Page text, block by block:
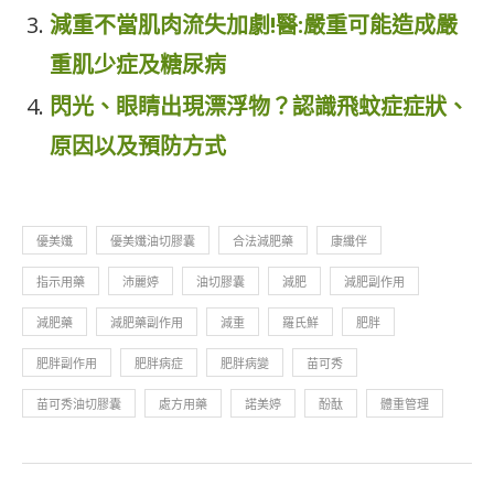
減重不當肌肉流失加劇!醫:嚴重可能造成嚴
重肌少症及糖尿病
閃光、眼睛出現漂浮物？認識飛蚊症症狀、
原因以及預防方式
優美孅 優美孅油切膠囊 合法減肥藥 康纖伴
指示用藥 沛麗婷 油切膠囊 減肥 減肥副作用
減肥藥 減肥藥副作用 減重 羅氏鮮 肥胖
肥胖副作用 肥胖病症 肥胖病變 苗可秀
苗可秀油切膠囊 處方用藥 諾美婷 酚酞 體重管理